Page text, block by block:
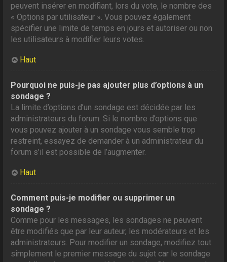
peuvent insérer en modifiant, lors du vote, le nombre des
« Options par utilisateur ». Vous pouvez également
spécifier une limite de temps en jours et autoriser ou non
les utilisateurs à modifier leurs votes.
Haut
Pourquoi ne puis-je pas ajouter plus d’options à un
sondage ?
La limite d’options d’un sondage est décidée par les
administrateurs du forum. Si le nombre d’options que
vous pouvez ajouter à un sondage vous semble trop
restreint, essayez de demander à un administrateur du
forum s’il est possible de l’augmenter.
Haut
Comment puis-je modifier ou supprimer un
sondage ?
Comme pour les messages, les sondages ne peuvent
être modifiés que par leur auteur, les modérateurs et les
administrateurs. Pour modifier un sondage, modifiez tout
simplement le premier message du sujet car le sondage